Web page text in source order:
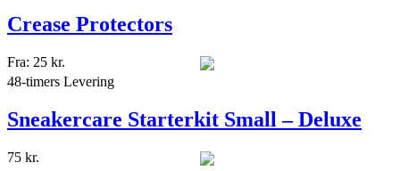
Crease Protectors
Fra: 25 kr.
48-timers Levering
Sneakercare Starterkit Small – Deluxe
75 kr.